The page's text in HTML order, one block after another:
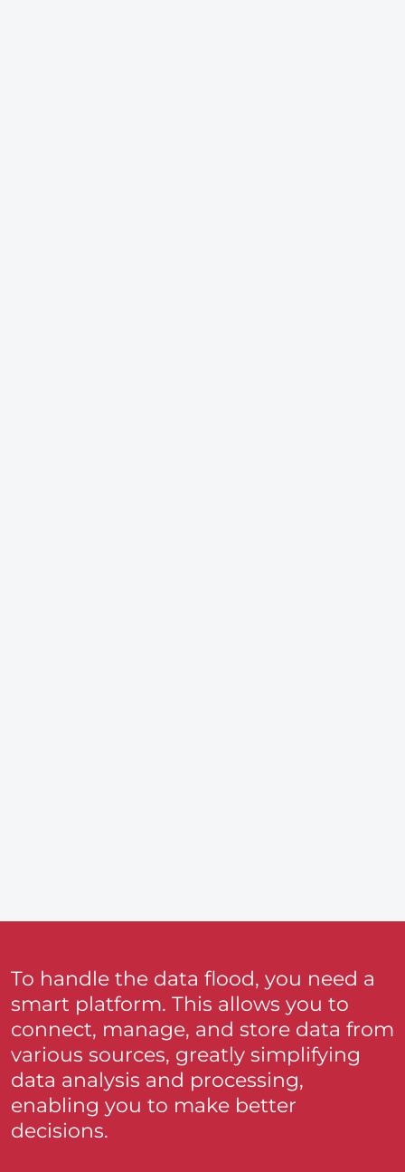
To handle the data flood, you need a
smart platform. This allows you to
connect, manage, and store data from
various sources, greatly simplifying
data analysis and processing,
enabling you to make better
decisions.